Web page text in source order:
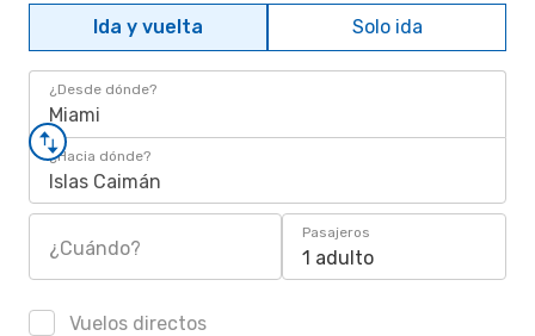
Ida y vuelta Solo ida
¿Desde dónde?
Miami
¿Hacia dónde?
Islas Caimán
¿Cuándo?
Pasajeros
1 adulto
Vuelos directos